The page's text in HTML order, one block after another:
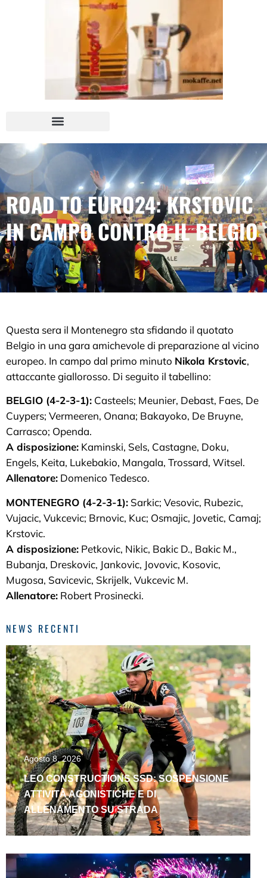
ROAD TO EURO24: KRSTOVIC
IN CAMPO CONTRO IL BELGIO
Questa sera il Montenegro sta sfidando il quotato
Belgio in una gara amichevole di preparazione al vicino
europeo. In campo dal primo minuto Nikola Krstovic,
attaccante giallorosso. Di seguito il tabellino:
BELGIO (4-2-3-1): Casteels; Meunier, Debast, Faes, De
Cuypers; Vermeeren, Onana; Bakayoko, De Bruyne,
Carrasco; Openda.
A disposizione: Kaminski, Sels, Castagne, Doku,
Engels, Keita, Lukebakio, Mangala, Trossard, Witsel.
Allenatore: Domenico Tedesco.
MONTENEGRO (4-2-3-1): Sarkic; Vesovic, Rubezic,
Vujacic, Vukcevic; Brnovic, Kuc; Osmajic, Jovetic, Camaj;
Krstovic.
A disposizione: Petkovic, Nikic, Bakic D., Bakic M.,
Bubanja, Dreskovic, Jankovic, Jovovic, Kosovic,
Mugosa, Savicevic, Skrijelk, Vukcevic M.
Allenatore: Robert Prosinecki.
NEWS RECENTI
Agosto 8, 2026
LEO CONSTRUCTIONS SSD: SOSPENSIONE
ATTIVITÀ AGONISTICHE E DI
ALLENAMENTO SU STRADA